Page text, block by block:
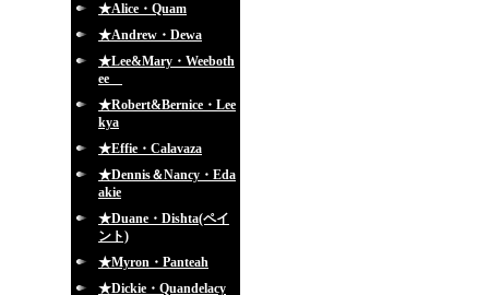
★Alice・Quam
★Andrew・Dewa
★Lee&Mary・Weeboth
ee
★Robert&Bernice・Lee
kya
★Effie・Calavaza
★Dennis＆Nancy・Eda
akie
★Duane・Dishta(ペイ
ント)
★Myron・Panteah
★Dickie・Quandelacy